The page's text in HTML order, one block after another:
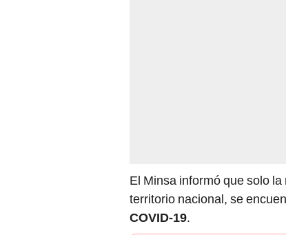
El Minsa informó que solo
territorio nacional, se
COVID-19.